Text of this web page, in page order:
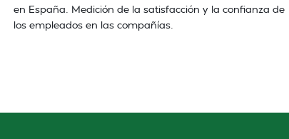
en España. Medición de la satisfacción y la confianza de
los empleados en las compañías.